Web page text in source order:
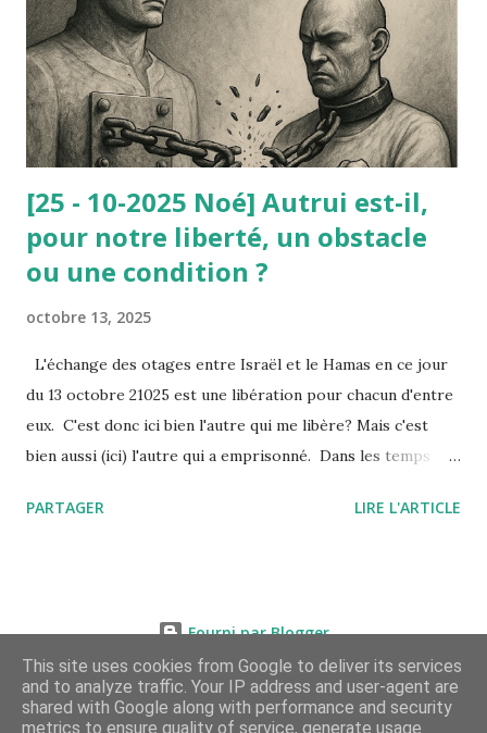
requête contre l’arrêté municipal : selon lui, ce travail lui
avait redonné sa dignité (avant il vivait du RMI). Or, le
Conseil d’État ne lui a pas donné raison : à la dignité
invoquée par le nain, il a été opposé la d...
[25 - 10-2025 Noé] Autrui est-il,
pour notre liberté, un obstacle
ou une condition ?
octobre 13, 2025
L'échange des otages entre Israël et le Hamas en ce jour
du 13 octobre 21025 est une libération pour chacun d'entre
eux. C'est donc ici bien l'autre qui me libère? Mais c'est
bien aussi (ici) l'autre qui a emprisonné. Dans les temps
entiers se heurter dans la violence — de Gaza à tant
semble parfois menacer la nôtre. Pourtant, comme le
rappellent Levinas et Arendt, la liberté n’est réelle qu’à
travers le lien avec les autres : elle suppose la
PARTAGER LIRE L'ARTICLE
Fourni par Blogger
This site uses cookies from Google to deliver its services
and to analyze traffic. Your IP address and user-agent are
shared with Google along with performance and security
metrics to ensure quality of service, generate usage